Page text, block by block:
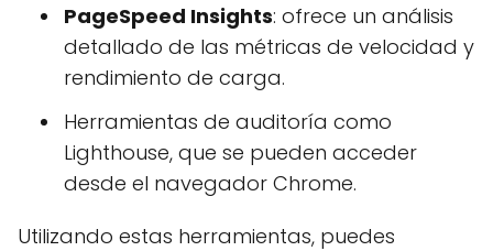
PageSpeed Insights: ofrece un análisis
detallado de las métricas de velocidad y
rendimiento de carga.
Herramientas de auditoría como
Lighthouse, que se pueden acceder
desde el navegador Chrome.
Utilizando estas herramientas, puedes